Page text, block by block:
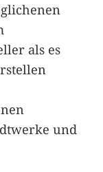
als es
und